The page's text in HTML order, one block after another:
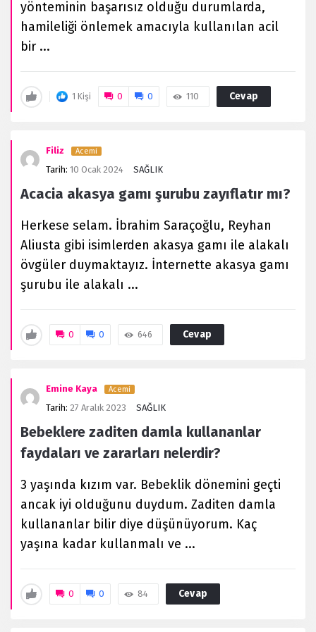
yönteminin başarısız olduğu durumlarda,
hamileliği önlemek amacıyla kullanılan acil
bir ...
1 Kişi 0 0 110 Cevap
Filiz Acemi
Tarih: 10 Ocak 2024 SAĞLIK
Acacia akasya gamı şurubu zayıflatır mı?
Herkese selam. İbrahim Saraçoğlu, Reyhan
Aliusta gibi isimlerden akasya gamı ile alakalı
övgüler duymaktayız. İnternette akasya gamı
şurubu ile alakalı ...
0 0 646 Cevap
Emine Kaya Acemi
Tarih: 27 Aralık 2023 SAĞLIK
Bebeklere zaditen damla kullananlar
faydaları ve zararları nelerdir?
3 yaşında kızım var. Bebeklik dönemini geçti
ancak iyi olduğunu duydum. Zaditen damla
kullananlar bilir diye düşünüyorum. Kaç
yaşına kadar kullanmalı ve ...
0 0 84 Cevap